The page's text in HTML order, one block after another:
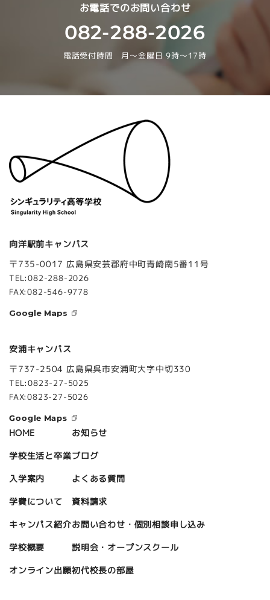
お電話でのお問い合わせ
082-288-2026
電話受付時間 月～金曜日 9時～17時
向洋駅前キャンパス
〒735-0017 広島県安芸郡府中町青崎南5番11号
TEL:082-288-2026
FAX:082-546-9778
Google Maps
安浦キャンパス
〒737-2504 広島県呉市安浦町大字中切330
TEL:0823-27-5025
FAX:0823-27-5026
Google Maps
HOME
学校生活と卒業
入学案内
学費について
キャンパス紹介
学校概要
オンライン出願
お知らせ
ブログ
よくある質問
資料請求
お問い合わせ・個別相談申し込み
説明会・オープンスクール
初代校長の部屋